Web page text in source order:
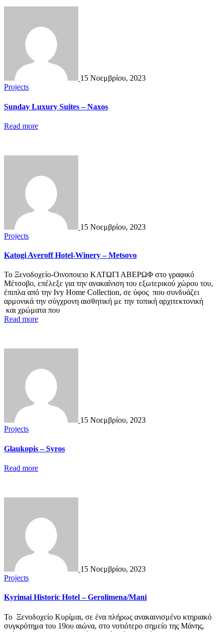
15 Νοεμβρίου, 2023
Projects
Sunday Luxury Suites – Naxos
Read more
15 Νοεμβρίου, 2023
Projects
Katogi Averoff Hotel-Winery – Metsovo
To Ξενοδοχείο-Οινοποιειο ΚΑΤΩΓΙ ΑΒΕΡΩΦ στο γραφικό
Μέτσοβο, επέλεξε για την ανακαίνιση του εξωτερικού χώρου του,
έπιπλα από την Ivy Home Collection, σε ύφος που συνδυάζει
αρμονικά την σύγχρονη αισθητική με την τοπική αρχιτεκτονική
και χρώματα που
Read more
15 Νοεμβρίου, 2023
Projects
Glaukopis – Syros
Read more
15 Νοεμβρίου, 2023
Projects
Kyrimai Historic Hotel – Gerolimena/Mani
Το Ξενοδοχείο Κυρίμαι, σε ένα πλήρως ανακαινισμένο κτηριακό
συγκρότημα του 19ου αιώνα, στο νοτιότερο σημείο της Μάνης,